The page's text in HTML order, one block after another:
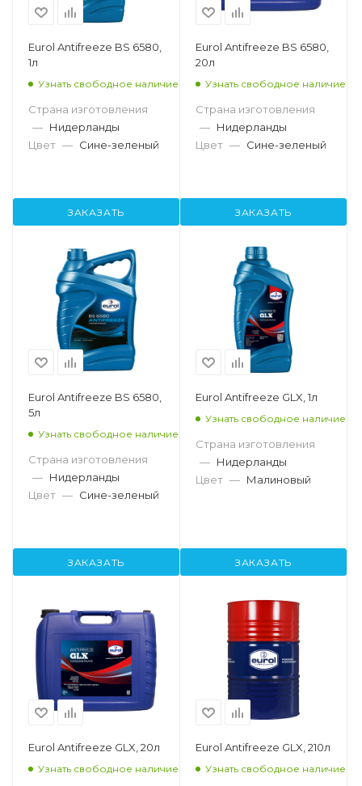
Eurol Antifreeze BS 6580,
1л
Узнать свободное наличие
Страна изготовления
— Нидерланды
Цвет — Сине-зеленый
ЗАКАЗАТЬ
Eurol Antifreeze BS 6580,
20л
Узнать свободное наличие
Страна изготовления
— Нидерланды
Цвет — Сине-зеленый
ЗАКАЗАТЬ
Eurol Antifreeze BS 6580,
5л
Узнать свободное наличие
Страна изготовления
— Нидерланды
Цвет — Сине-зеленый
ЗАКАЗАТЬ
Eurol Antifreeze GLX, 1л
Узнать свободное наличие
Страна изготовления
— Нидерланды
Цвет — Малиновый
ЗАКАЗАТЬ
Eurol Antifreeze GLX, 20л
Узнать свободное наличие
Eurol Antifreeze GLX, 210л
Узнать свободное наличие